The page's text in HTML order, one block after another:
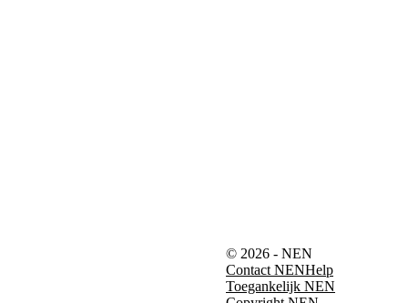
© 2026 - NEN
Contact NENHelp
Toegankelijk NEN